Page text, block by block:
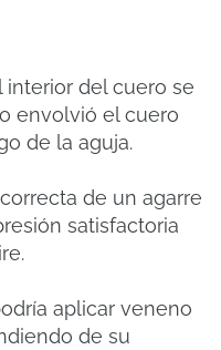
interior del cuero se
envolvió el cuero
de la aguja.
de un agarre
satisfactoria
aplicar veneno
de su